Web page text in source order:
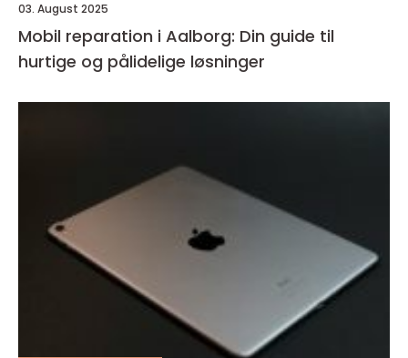
03. August 2025
Mobil reparation i Aalborg: Din guide til
hurtige og pålidelige løsninger